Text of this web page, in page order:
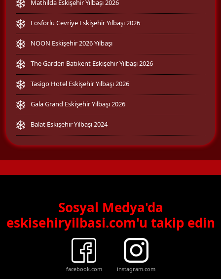
Mathilda Eskişehir Yılbaşı 2026
Fosforlu Cevriye Eskişehir Yılbaşı 2026
NOON Eskişehir 2026 Yılbaşı
The Garden Batıkent Eskişehir Yılbaşı 2026
Tasigo Hotel Eskişehir Yılbaşı 2026
Gala Grand Eskişehir Yılbaşı 2026
Balat Eskişehir Yılbaşı 2024
Sosyal Medya'da
eskisehiryilbasi.com'u takip edin
facebook.com instagram.com